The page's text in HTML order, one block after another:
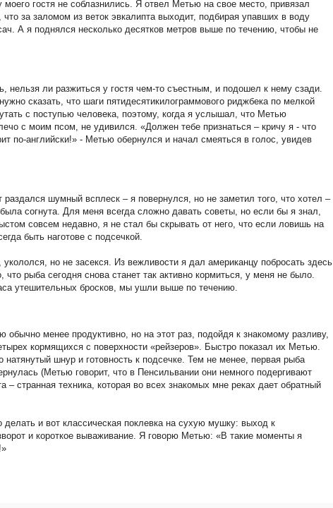
гостя не соблазнились. Я отвел Метью на свое место, привязал
за заломом из веток эвкалипта выходит, подбирая упавших в воду
А я поднялся несколько десятков метров выше по течению, чтобы не
нельзя ли разжиться у гостя чем-то съестным, и подошел к нему сзади.
сказать, что шаги пятидесятикилограммового риджбека по мелкой
с поступью человека, поэтому, когда я услышал, что Метью
с моим псом, не удивился. «Должен тебе признаться – кричу я - что
по-английски!» - Метью обернулся и начал смеяться в голос, увидев
раздался шумный всплеск – я повернулся, но не заметил того, что хотел –
согнута. Для меня всегда сложно давать советы, но если бы я знал,
совсем недавно, я не стал бы скрывать от него, что если ловишь на
быть наготове с подсечкой.
но не засекся. Из вежливости я дал американцу побросать здесь
рыба сегодня снова станет так активно кормиться, у меня не было.
утешительных бросков, мы ушли выше по течению.
обычно менее продуктивно, но на этот раз, подойдя к знакомому разливу,
кормящихся с поверхности «рейзеров». Быстро показал их Метью.
натянутый шнур и готовность к подсечке. Тем не менее, первая рыба
(Метью говорит, что в Пенсильвании они немного подергивают
– странная техника, которая во всех знакомых мне реках дает обратный
и вот классическая поклевка на сухую мушку: выход к
и короткое вываживание. Я говорю Метью: «В такие моменты я